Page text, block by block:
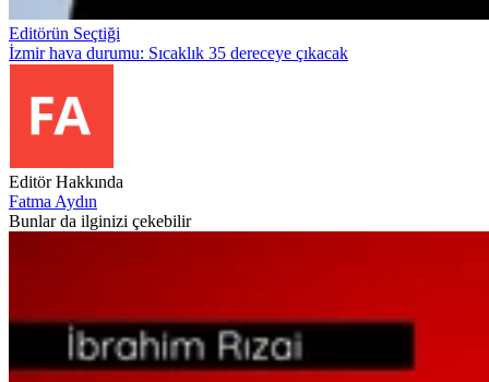
Editörün Seçtiği
İzmir hava durumu: Sıcaklık 35 dereceye çıkacak
Editör Hakkında
Fatma Aydın
Bunlar da ilginizi çekebilir